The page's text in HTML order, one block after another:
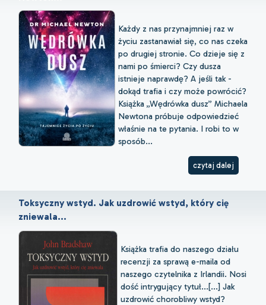
Każdy z nas przynajmniej raz w
życiu zastanawiał się, co nas czeka
po drugiej stronie. Co dzieje się z
nami po śmierci? Czy dusza
istnieje naprawdę? A jeśli tak -
dokąd trafia i czy może powrócić?
Książka „Wędrówka dusz” Michaela
Newtona próbuje odpowiedzieć
właśnie na te pytania. I robi to w
sposób...
czytaj dalej
Toksyczny wstyd. Jak uzdrowić wstyd, który cię
zniewala...
Książka trafia do naszego działu
recenzji za sprawą e-maila od
naszego czytelnika z Irlandii. Nosi
dość intrygujący tytuł...[...] Jak
uzdrowić chorobliwy wstyd?